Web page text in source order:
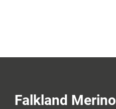
Falkland Merino